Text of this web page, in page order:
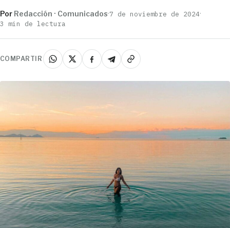
Por Redacción · Comunicados·7 de noviembre de 2024·
3 min de lectura
COMPARTIR